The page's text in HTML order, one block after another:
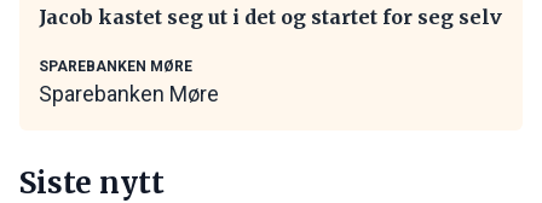
Jacob kastet seg ut i det og startet for seg selv
SPAREBANKEN MØRE
Sparebanken Møre
Siste nytt